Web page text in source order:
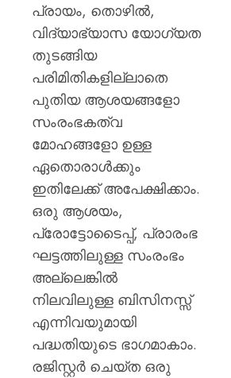
പ്രായം, തൊഴിൽ,
വിദ്യാഭ്യാസ യോഗ്യത
തുടങ്ങിയ
പരിമിതികളില്ലാതെ
പുതിയ ആശയങ്ങളോ
സംരംഭകത്വ
മോഹങ്ങളോ ഉള്ള
ഏതൊരാൾക്കും
ഇതിലേക്ക് അപേക്ഷിക്കാം.
ഒരു ആശയം,
പ്രോട്ടോടൈപ്പ്, പ്രാരംഭ
ഘട്ടത്തിലുള്ള സംരംഭം
അല്ലെങ്കിൽ
നിലവിലുള്ള ബിസിനസ്സ്
എന്നിവയുമായി
പദ്ധതിയുടെ ഭാഗമാകാം.
രജിസ്റ്റർ ചെയ്ത ഒരു